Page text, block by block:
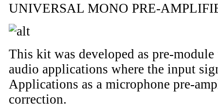
UNIVERSAL MONO PRE-
This kit was developed as pre-
audio applications where the input
Applications as a microphone pre-
correction.